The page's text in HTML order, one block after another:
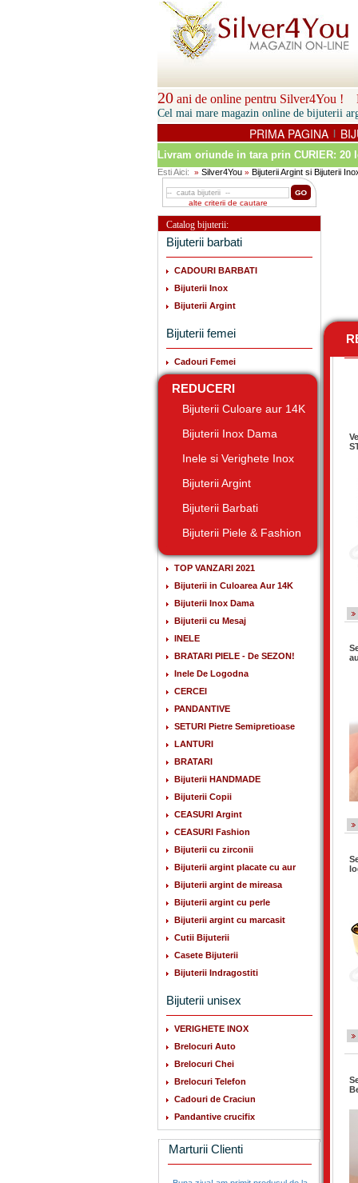
20 ani de online pentru Silver4You !
Cel mai mare magazin online de bijuterii
PRIMA PAGINA |
Livram oriunde in tara prin CURIER: 20
Esti Aici: » Silver4You » Bijuterii Argint si Bijuterii
alte criterii de cautare
Catalog bijuterii:
Bijuterii barbati
CADOURI BARBATI
Bijuterii Inox
Bijuterii Argint
Bijuterii femei
Cadouri Femei
REDUCERI
Bijuterii Culoare aur 14K
Bijuterii Inox Dama
Inele si Verighete Inox
Bijuterii Argint
Bijuterii Barbati
Bijuterii Piele & Fashion
TOP VANZARI 2021
Bijuterii in Culoarea Aur 14K
Bijuterii Inox Dama
Bijuterii cu Mesaj
INELE
BRATARI PIELE - De SEZON!
Inele De Logodna
CERCEI
PANDANTIVE
SETURI Pietre Semipretioase
LANTURI
BRATARI
Bijuterii HANDMADE
Bijuterii Copii
CEASURI Argint
CEASURI Fashion
Bijuterii cu zirconii
Bijuterii argint placate cu aur
Bijuterii argint de mireasa
Bijuterii argint cu perle
Bijuterii argint cu marcasit
Cutii Bijuterii
Casete Bijuterii
Bijuterii Indragostiti
Bijuterii unisex
VERIGHETE INOX
Brelocuri Auto
Brelocuri Chei
Brelocuri Telefon
Cadouri de Craciun
Pandantive crucifix
Marturii Clienti